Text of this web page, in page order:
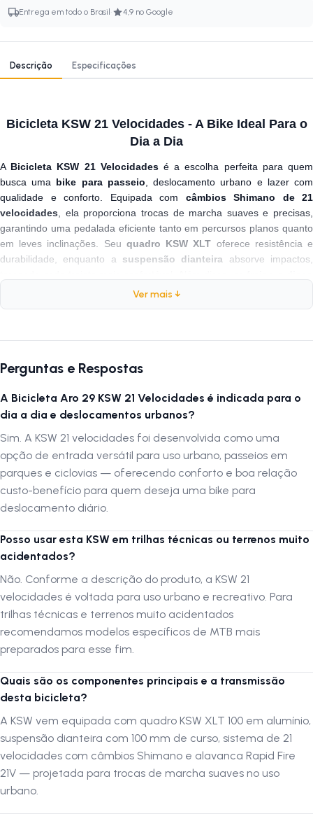
Entrega em todo o Brasil · 4,9 no Google
Descrição Especificações
Bicicleta KSW 21 Velocidades - A Bike Ideal Para o
Dia a Dia
A Bicicleta KSW 21 Velocidadesé a escolha perfeita para quem
busca uma bike para passeio , deslocamento urbano e lazer com
qualidade e conforto. Equipada com câmbios Shimano de 21
velocidades , ela proporciona trocas de marcha suaves e precisas,
garantindo uma pedalada eficiente tanto em percursos planos quanto
em leves inclinações. Seu quadro KSW XLT oferece resistência e
durabilidade, enquanto a suspensão dianteira absorve impactos,
proporcionam uma frenagem mais segura e confiável, ideal
para o trânsito urbano e ciclovias. Com um design moderno e
Desenvolvida especialmente para o uso urbano , a
Velocidades
alia praticidade e desempenho para o ciclista do dia a
experiência agradável, mesmo em longos percursos, enquanto o
conjunto de transmissãofacilita a adaptação ao ritmo da cidade.
Seja para evitar o trânsito, adotar um estilo de vida mais saudável ou
apenas aproveitar um
passeio tranquilo , essa
entrada
entrega tudo o que você precisa para pedalar com confiança.
KSW 21 Velocidadesé a escolha ideal para tornar seus
Especificações de peças
Quadro:KSW XLT 100 em alumínio
Suspensão:Ahead Set 100mm de curso em alumínio
Alavanca de Câmbio:Rapid Fire 21V
Número de Marchas:
Câmbio Dianteiro:Shimano
Câmbio Traseiro:Shimano
Catraca:7 velocidades Index
Ver mais ↓
Perguntas e Respostas
A Bicicleta Aro 29 KSW 21 Velocidades é indicada para o
dia a dia e deslocamentos urbanos?
Sim. A KSW 21 velocidades foi desenvolvida como uma
opção de entrada versátil para uso urbano, passeios em
parques e ciclovias — oferecendo conforto e boa relação
custo-benefício para quem deseja uma bike para
deslocamento diário.
Posso usar esta KSW em trilhas técnicas ou terrenos muito
acidentados?
Não. Conforme a descrição do produto, a KSW 21
velocidades é voltada para uso urbano e recreativo. Para
trilhas técnicas e terrenos muito acidentados
recomendamos modelos específicos de MTB mais
preparados para esse fim.
Quais são os componentes principais e a transmissão
desta bicicleta?
A KSW vem equipada com quadro KSW XLT 100 em alumínio,
suspensão dianteira com 100 mm de curso, sistema de 21
velocidades com câmbios Shimano e alavanca Rapid Fire
21V — projetada para trocas de marcha suaves no uso
urbano.